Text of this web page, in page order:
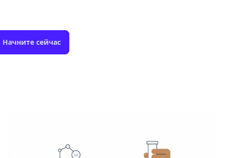
Начните сейчас